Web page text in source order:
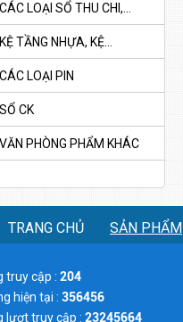
CÁC LOẠI SỔ THU CHI,...
KỆ TẦNG NHỰA, KỆ...
CÁC LOẠI PIN
SỔ CK
VĂN PHÒNG PHẨM KHÁC
TRANG CHỦ SẢN PHẨM
truy cập : 204
hiện tại : 356456
lượt truy cập : 23245664